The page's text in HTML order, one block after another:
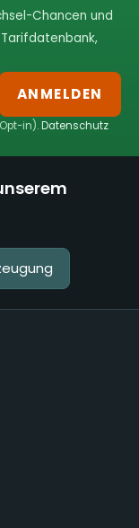
Chancen und
ANMELDEN
in).Datenschutz